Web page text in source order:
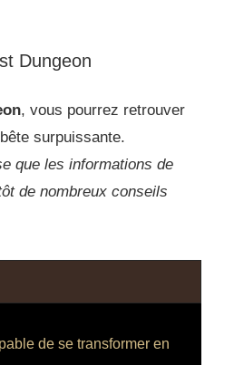
Dungeon
, vous pourrez retrouver
surpuissante.
que les informations de
de nombreux conseils
de se transformer en